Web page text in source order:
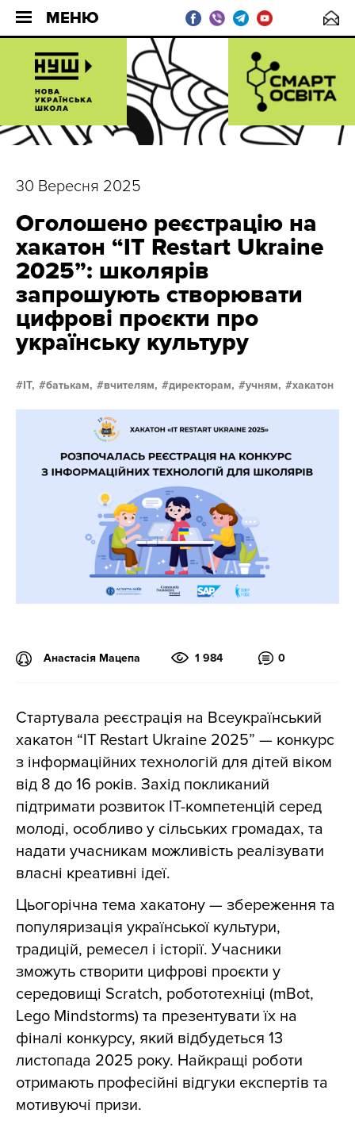
МЕНЮ
30 Вересня 2025
Оголошено реєстрацію на
хакатон “IT Restart Ukraine
2025”: школярів
запрошують створювати
цифрові проєкти про
українську культуру
IT, батькам, вчителям, директорам, учням, хакатон
Анастасія Мацепа 1 984 0
Стартувала реєстрація на Всеукраїнський
хакатон “IT Restart Ukraine 2025” — конкурс
з інформаційних технологій для дітей віком
від 8 до 16 років. Захід покликаний
підтримати розвиток ІТ-компетенцій серед
молоді, особливо у сільських громадах, та
надати учасникам можливість реалізувати
власні креативні ідеї.
Цьогорічна тема хакатону — збереження та
популяризація української культури,
традицій, ремесел і історії. Учасники
зможуть створити цифрові проєкти у
середовищі Scratch, робототехніці (mBot,
Lego Mindstorms) та презентувати їх на
фіналі конкурсу, який відбудеться 13
листопада 2025 року. Найкращі роботи
отримають професійні відгуки експертів та
мотивуючі призи.